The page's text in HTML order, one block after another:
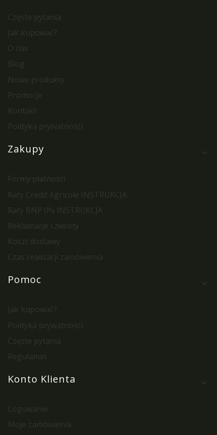
Częste pytania
Jak kupować?
O nas
Blog
Nowe produkty
Promocje
Kontakt
Polityka prywatności
Zakupy
Formy płatności
Raty Credit Agricole INSTRUKCJA
Raty BNP 0% INSTRUKCJA
Reklamacje i zwroty
Koszt dostawy
Czas realizacji zamówienia
Pomoc
Jak kupować?
Polityka prywatności
Częste pytania
Regulamin
Konto Klienta
Logowanie
Moje zamówienia